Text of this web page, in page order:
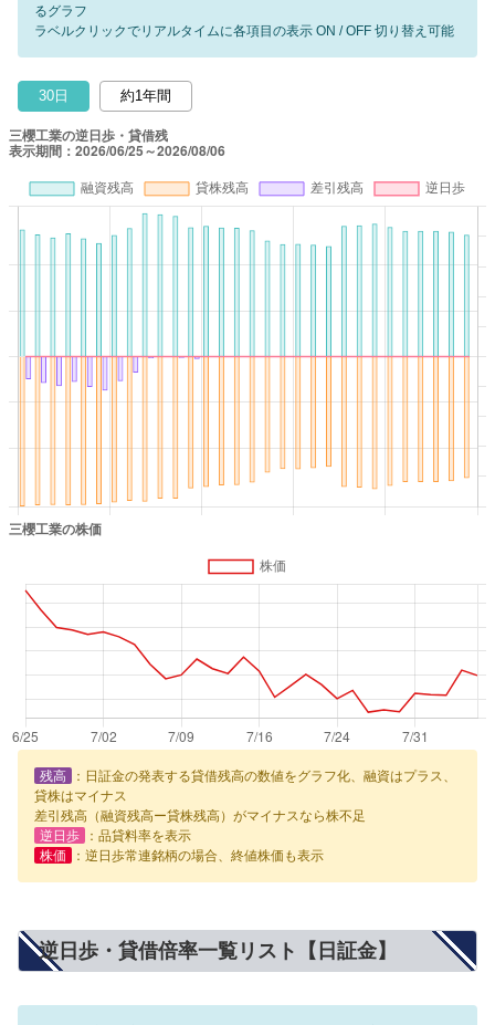
るグラフ
ラベルクリックでリアルタイムに各項目の表示 ON / OFF 切り替え可能
30日 約1年間
残高
：日証金の発表する貸借残高の数値をグラフ化、融資はプラス、
貸株はマイナス
差引残高（融資残高ー貸株残高）がマイナスなら株不足
逆日歩
：品貸料率を表示
株価
：逆日歩常連銘柄の場合、終値株価も表示
逆日歩・貸借倍率一覧リスト【日証金】